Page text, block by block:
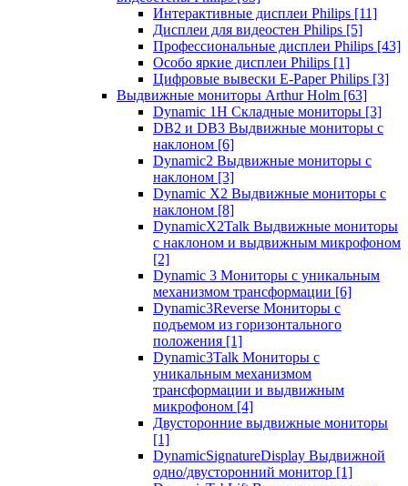
Интерактивные дисплеи Philips [11]
Дисплеи для видеостен Philips [5]
Профессиональные дисплеи Philips [43]
Особо яркие дисплеи Philips [1]
Цифровые вывески E-Paper Philips [3]
Выдвижные мониторы Arthur Holm [63]
Dynamic 1Н Складные мониторы [3]
DB2 и DB3 Выдвижные мониторы с
наклоном [6]
Dynamic2 Выдвижные мониторы с
наклоном [3]
Dynamic X2 Выдвижные мониторы с
наклоном [8]
DynamicX2Talk Выдвижные мониторы
с наклоном и выдвижным микрофоном
[2]
Dynamic 3 Мониторы с уникальным
механизмом трансформации [6]
Dynamic3Reverse Мониторы с
подъемом из горизонтального
положения [1]
Dynamic3Talk Мониторы с
уникальным механизмом
трансформации и выдвижным
микрофоном [4]
Двусторонние выдвижные мониторы
[1]
DynamicSignatureDisplay Выдвижной
одно/двусторонний монитор [1]